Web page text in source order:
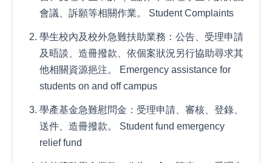
會議、訴願等相關作業。 Student Complaints
學生校內及校外急難扶助業務：公告、受理申請
及晤談、造冊撥款、依個案狀況另行協助尋求其
他相關資源挹注。 Emergency assistance for
students on and off campus
學產基金急難慰問金：受理申請、審核、登錄、
送件、造冊撥款。 Student fund emergency
relief fund